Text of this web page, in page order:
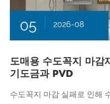
05 2026-08
도매용 수도꼭지 마감
기도금과 PVD
수도꼭지 마감 실패로 인해